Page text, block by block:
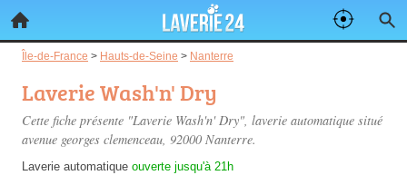
Île-de-France > Hauts-de-Seine > Nanterre
Laverie Wash'n' Dry
Cette fiche présente "Laverie Wash'n' Dry", laverie automatique situé
avenue georges clemenceau, 92000 Nanterre.
Laverie automatique ouverte jusqu'à 21h